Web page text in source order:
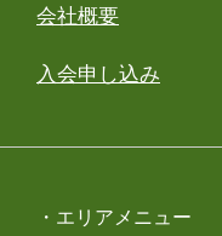
会社概要
入会申し込み
・エリアメニュー